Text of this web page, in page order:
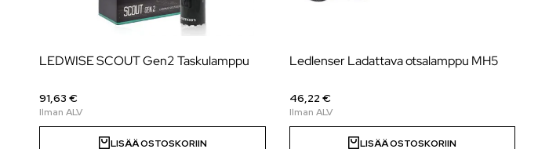
LEDWISE SCOUT Gen2 Taskulamppu
91,63 €
LISÄÄ OSTOSKORIIN
Ledlenser Ladattava otsalamppu MH5
46,22 €
LISÄÄ OSTOSKORIIN